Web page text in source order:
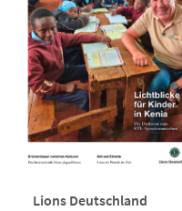
Lions Deutschland